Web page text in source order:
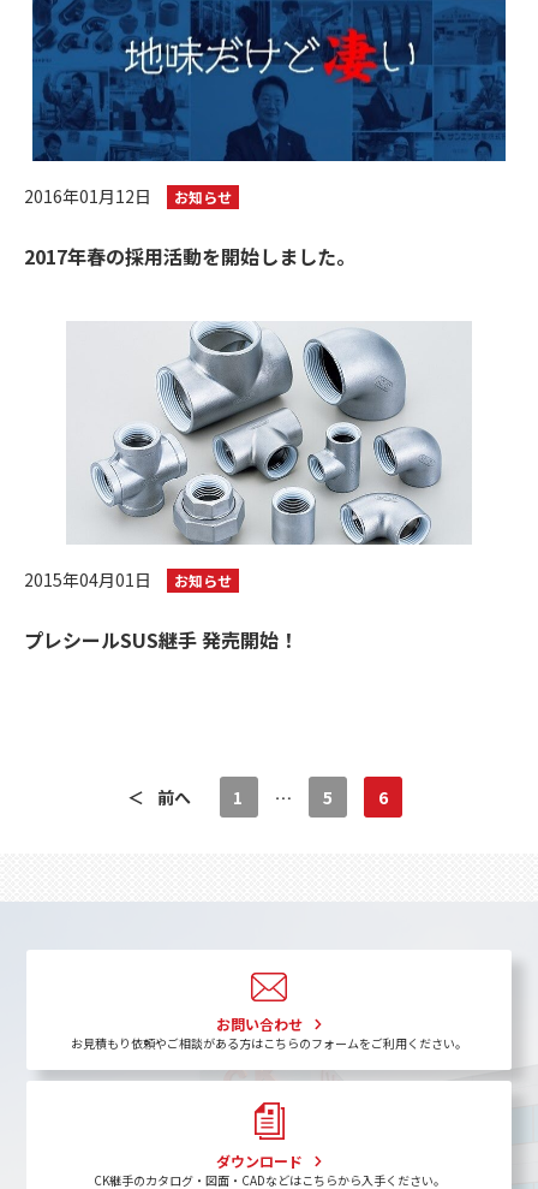
2016年01月12日 お知らせ
2017年春の採用活動を開始しました。
2015年04月01日 お知らせ
プレシールSUS継手 発売開始！
＜ 前へ 1 … 5 6
お問い合わせ
お見積もり依頼やご相談がある方はこちらのフォームをご利用ください。
ダウンロード
CK継手のカタログ・図面・CADなどはこちらから入手ください。